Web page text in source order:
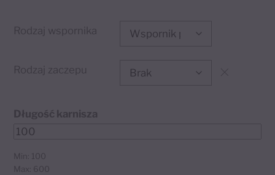
Rodzaj wspornika
Rodzaj zaczepu
Długość karnisza
Min: 100
Max: 600